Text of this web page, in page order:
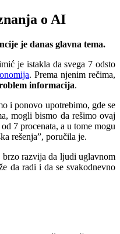
o AI
je danas glavna tema.
je istakla da svega 7 odsto
. Prema njenim rečima,
informacija.
i ponovo upotrebimo, gde se
mogli bismo da rešimo ovaj
7 procenata, a u tome mogu
rešenja”, poručila je.
brzo razvija da ljudi uglavnom
da radi i da se svakodnevno